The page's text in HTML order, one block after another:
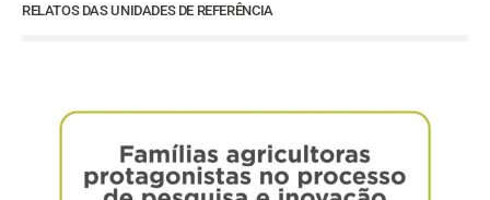
RELATOS DAS UNIDADES DE REFERÊNCIA